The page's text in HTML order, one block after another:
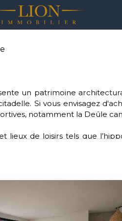
un patrimoine
Si vous envisagez
notamment la Deûle
lieux de loisirs tels que
de sports, Lille offre une
de santé,
les femmes atteintes d'un